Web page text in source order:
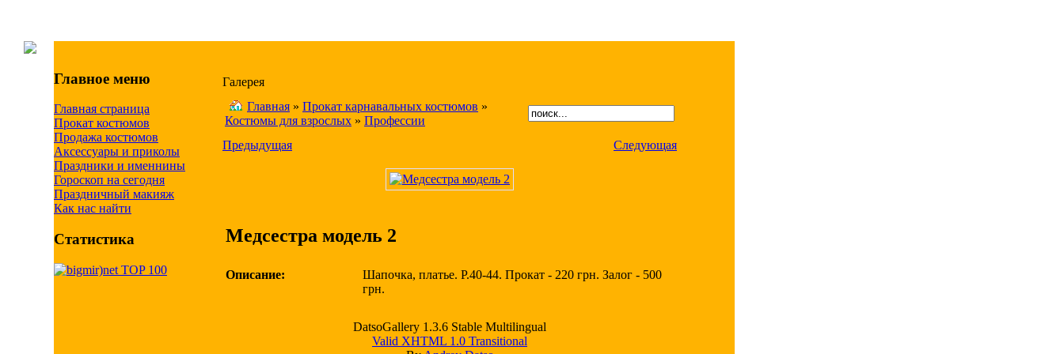
Главное меню
Главная страница
Прокат костюмов
Продажа костюмов
Аксессуары и приколы
Праздники и именнины
Гороскоп на сегодня
Праздничный макияж
Как нас найти
Статистика
Галерея
Главная » Прокат карнавальных костюмов »
Костюмы для взрослых » Профессии
Предыдущая
Следующая
Медсестра модель 2
Описание:
Шапочка, платье. Р.40-44. Прокат - 220 грн. Залог - 500
грн.
DatsoGallery 1.3.6 Stable Multilingual
Valid XHTML 1.0 Transitional